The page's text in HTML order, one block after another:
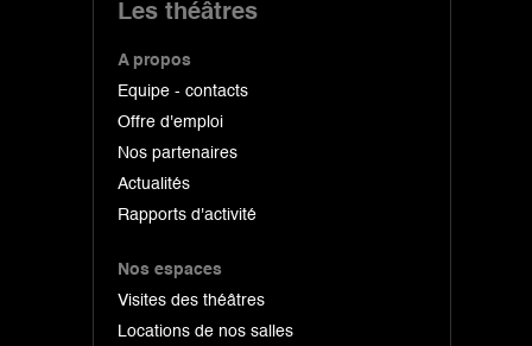
Les théâtres
A propos
Equipe - contacts
Offre d'emploi
Nos partenaires
Actualités
Rapports d'activité
Nos espaces
Visites des théâtres
Locations de nos salles